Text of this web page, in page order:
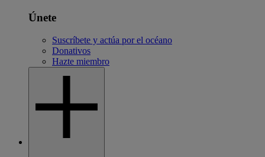
Únete
Suscríbete y actúa por el océano
Donativos
Hazte miembro